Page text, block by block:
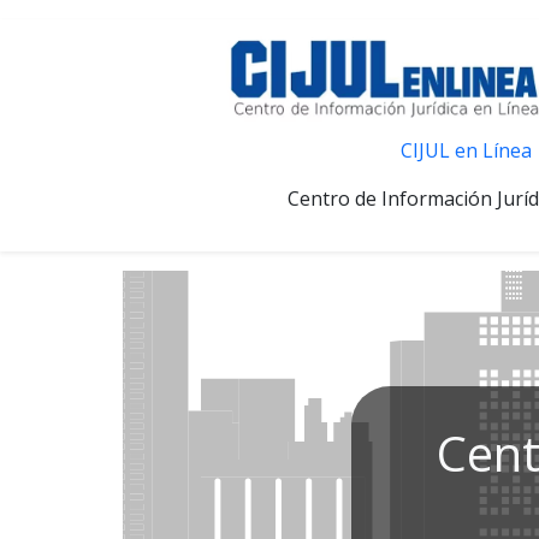
CIJUL en Línea
Centro de Información